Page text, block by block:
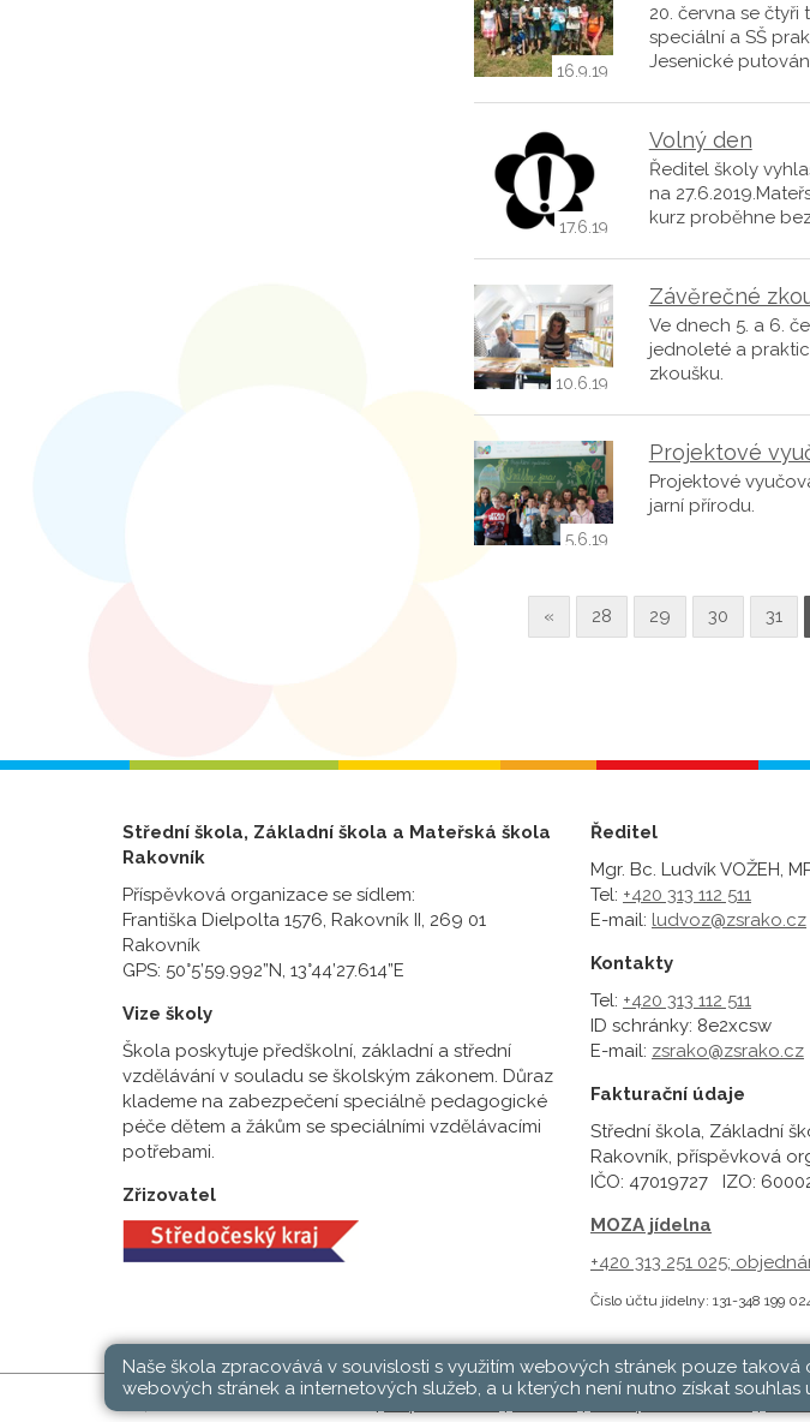
16.9.19
20. června se čtyři
speciální a SŠ
Jesenické
17.6.19
Volný den
Ředitel školy
na
kurz proběhne
10.6.19
Závěrečné
Ve dnech 5. a 6.
jednoleté a
zkoušku.
5.6.19
Projektové
Projektové
jarní přírodu.
« 28 29 30 31
Střední škola, Základní škola a Mateřská škola
Rakovník
Příspěvková organizace se sídlem:
Františka Dielpolta 1576, Rakovník II, 269 01
Rakovník
GPS: 50°5’59.992”N, 13°44’27.614”E
Vize školy
Škola poskytuje předškolní, základní a střední
vzdělávání v souladu se školským zákonem. Důraz
klademe na zabezpečení speciálně pedagogické
péče dětem a žákům se speciálními vzdělávacími
potřebami.
Zřizovatel
Ředitel
Mgr. Bc. Ludvík VOŽEH,
Tel: +420 313 112 511
E-mail: ludvoz@zsrako.cz
Kontakty
Tel: +420 313 112 511
ID schránky: 8e2xcsw
E-mail: zsrako@zsrako.cz
Fakturační údaje
Střední škola, Základní
Rakovník, příspěvková
IČO: 47019727 IZO:
MOZA jídelna
+420 313 251 025;
Číslo účtu jídelny: 131-348 199
SŠ, ZŠ a MŠ Rakovník © 2026 | Mapa stránek Přihlásit
Naše škola zpracovává v souvislosti s využitím webových stránek pouze
webových stránek a internetových služeb, a u kterých není nutno získat